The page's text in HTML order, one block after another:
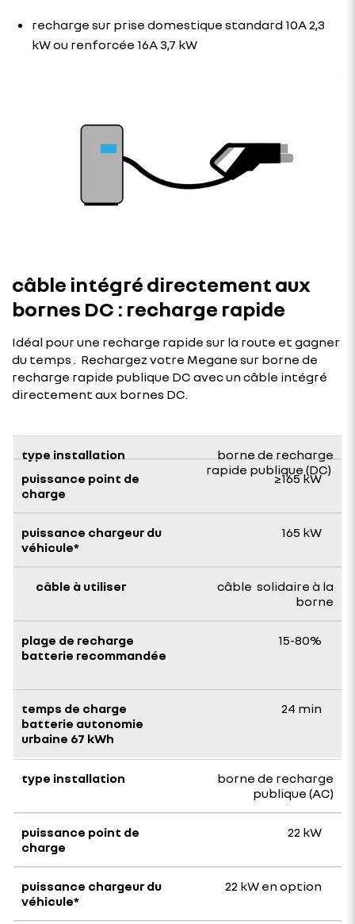
recharge sur prise domestique standard 10A 2,3
kW ou renforcée 16A 3,7 kW
câble intégré directement aux
bornes DC : recharge rapide
Idéal pour une recharge rapide sur la route et gagner
du temps . Rechargez votre Megane sur borne de
recharge rapide publique DC avec un câble intégré
directement aux bornes DC.
borne de recharge
rapide publique (DC)
≥165 kW
165 kW
câble ​ solidaire à la
borne
15-80%
24 min​
borne de recharge
publique (AC)
22 kW
22 kW en option